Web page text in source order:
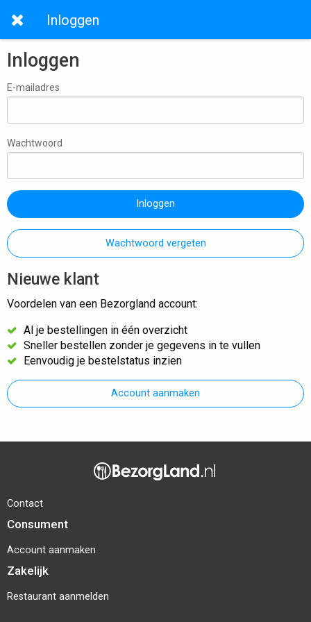
Inloggen
Inloggen
E-mailadres
Wachtwoord
Inloggen
Wachtwoord vergeten
Nieuwe klant
Voordelen van een Bezorgland account:
Al je bestellingen in één overzicht
Sneller bestellen zonder je gegevens in te vullen
Eenvoudig je bestelstatus inzien
Account aanmaken
Contact
Consument
Account aanmaken
Zakelijk
Restaurant aanmelden